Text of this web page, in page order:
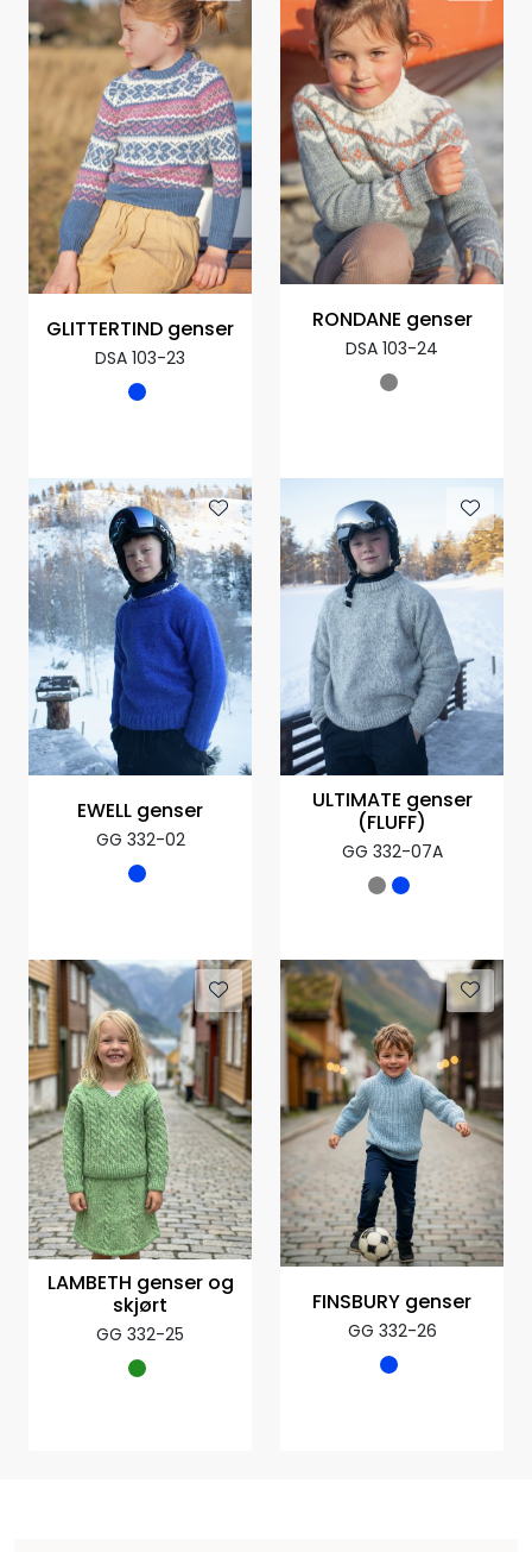
GLITTERTIND genser
DSA 103-23
RONDANE genser
DSA 103-24
EWELL genser
GG 332-02
ULTIMATE genser
(FLUFF)
GG 332-07A
LAMBETH genser og
skjørt
GG 332-25
FINSBURY genser
GG 332-26